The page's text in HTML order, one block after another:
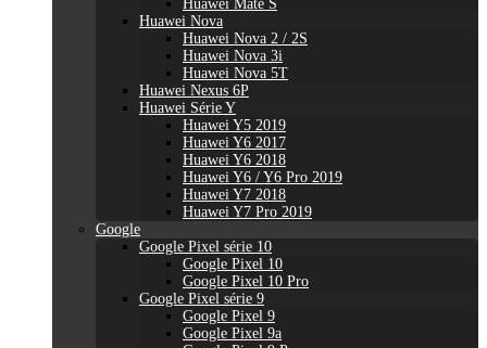
Huawei Mate S
Huawei Nova
Huawei Nova 2 / 2S
Huawei Nova 3i
Huawei Nova 5T
Huawei Nexus 6P
Huawei Série Y
Huawei Y5 2019
Huawei Y6 2017
Huawei Y6 2018
Huawei Y6 / Y6 Pro 2019
Huawei Y7 2018
Huawei Y7 Pro 2019
Google
Google Pixel série 10
Google Pixel 10
Google Pixel 10 Pro
Google Pixel série 9
Google Pixel 9
Google Pixel 9a